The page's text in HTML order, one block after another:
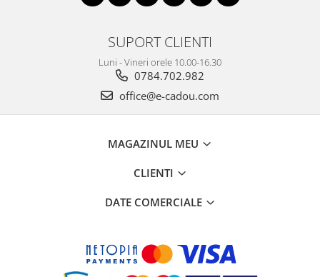
SUPORT CLIENTI
Luni - Vineri orele 10.00-16.30
0784.702.982
office@e-cadou.com
MAGAZINUL MEU
CLIENTI
DATE COMERCIALE